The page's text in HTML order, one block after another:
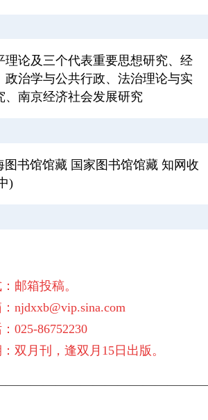
理论及三个代表重要思想研究、经
政治学与公共行政、法治理论与实
、南京经济社会发展研究
图书馆馆藏 国家图书馆馆藏 知网收
)
邮箱投稿。
njdxxb@vip.sina.com
025-86752230
双月刊，逢双月15日出版。